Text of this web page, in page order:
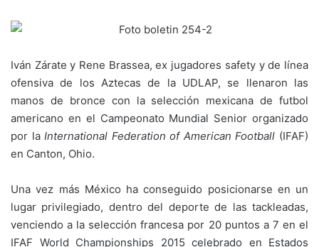
Iván Zárate y Rene Brassea, ex jugadores safety y de línea
ofensiva de los Aztecas de la UDLAP, se llenaron las
manos de bronce con la selección mexicana de futbol
americano en el Campeonato Mundial Senior organizado
por laInternational Federation of American Football (IFAF)
en Canton, Ohio.
Una vez más México ha conseguido posicionarse en un
lugar privilegiado, dentro del deporte de las tackleadas,
venciendo a la selección francesa por 20 puntos a 7 en el
IFAF World Championships 2015 celebrado en Estados